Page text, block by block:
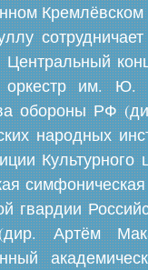
оркестр им. Ю.
обороны РФ
народных
гвардии
Артём